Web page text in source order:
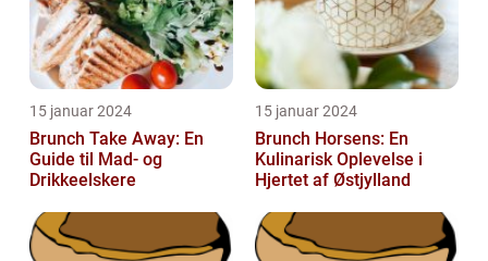
15 januar 2024
Brunch Take Away: En
Guide til Mad- og
Drikkeelskere
15 januar 2024
Brunch Horsens: En
Kulinarisk Oplevelse i
Hjertet af Østjylland